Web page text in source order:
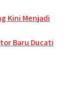
Kini Menjadi
Baru Ducati